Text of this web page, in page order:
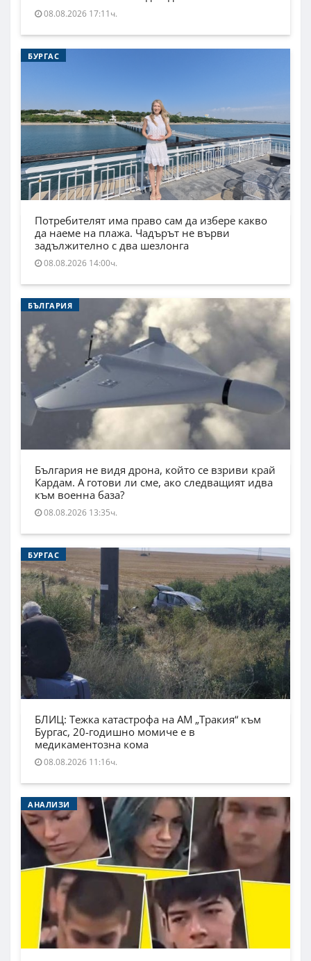
08.08.2026 17:11ч.
БУРГАС
Потребителят има право сам да избере какво
да наеме на плажа. Чадърът не върви
задължително с два шезлонга
08.08.2026 14:00ч.
БЪЛГАРИЯ
България не видя дрона, който се взриви край
Кардам. А готови ли сме, ако следващият идва
към военна база?
08.08.2026 13:35ч.
БУРГАС
БЛИЦ: Тежка катастрофа на АМ „Тракия“ към
Бургас, 20-годишно момиче е в
медикаментозна кома
08.08.2026 11:16ч.
АНАЛИЗИ